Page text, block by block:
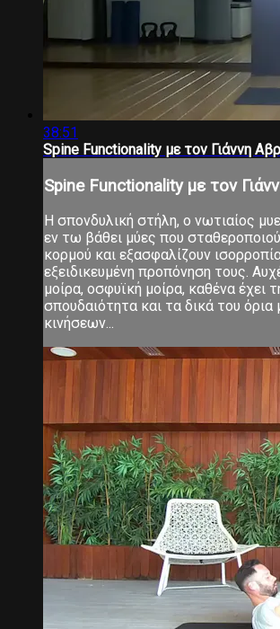
38:51
Spine Functionality με τον Γιάννη
Spine Functionality με τον
Η σπονδυλική στήλη, ο νωτιαίος
εν τω βάθει μύες που
κορμού και εξασφαλίζουν
εξειδικευμένη προπόνηση τους.
μοίρα, οσφυϊκή μοίρα, καθένα έχει
σπουδαιότητα και τα δικά του
κινήσεων...